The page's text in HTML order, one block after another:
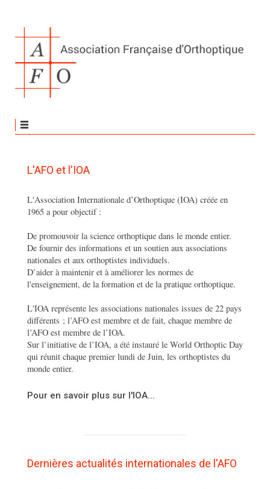
L'AFO et l'IOA
L'Association Internationale d’Orthoptique (IOA) créée en
1965 a pour objectif :
De promouvoir la science orthoptique dans le monde entier.
De fournir des informations et un soutien aux associations
nationales et aux orthoptistes individuels.
D’aider à maintenir et à améliorer les normes de
l'enseignement, de la formation et de la pratique orthoptique.
L'IOA représente les associations nationales issues de 22 pays
différents ; l’AFO est membre et de fait, chaque membre de
l’AFO est membre de l’IOA.
Sur l’initiative de l’IOA, a été instauré le World Orthoptic Day
qui réunit chaque premier lundi de Juin, les orthoptistes du
monde entier.
Pour en savoir plus sur l'IOA...
Dernières actualités internationales de l'AFO